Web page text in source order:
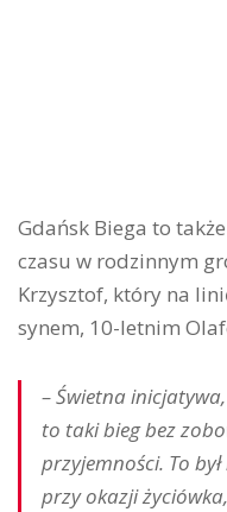
Gdańsk Biega to
czasu w rodzinnym
Krzysztof, który na
synem, 10-letnim
– Świetna
to taki bieg bez
przyjemności. To
przy okazji